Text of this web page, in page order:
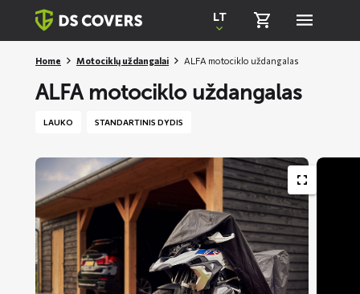
Skiplinks
LT
Home Motociklų uždangalai ALFA motociklo uždangalas
ALFA motociklo uždangalas
LAUKO STANDARTINIS DYDIS